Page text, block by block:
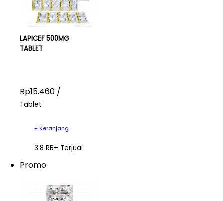
LAPICEF 500MG
TABLET
Rp15.460 /
Tablet
+ Keranjang
3.8 RB+ Terjual
Promo